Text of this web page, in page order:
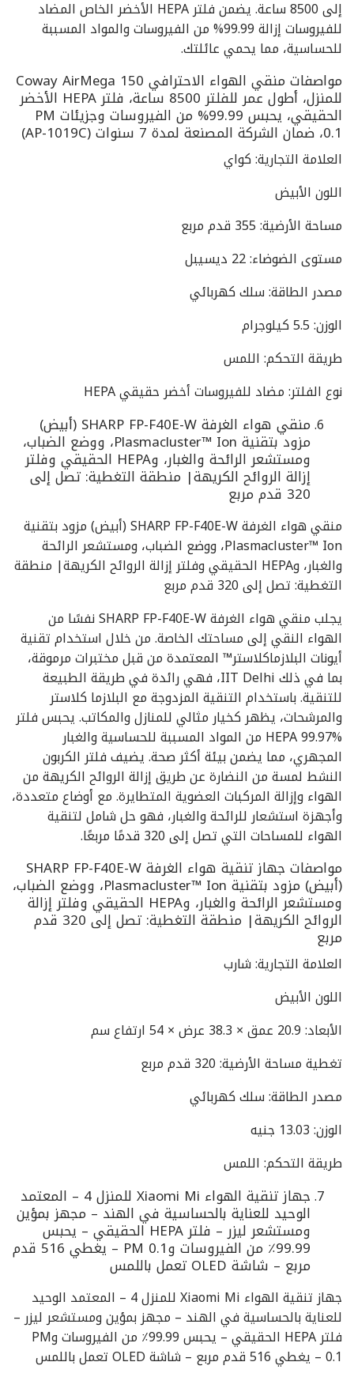
إلى 8500 ساعة. يضمن فلتر HEPA الأخضر الخاص المضاد
للفيروسات إزالة 99.99% من الفيروسات والمواد المسببة
للحساسية، مما يحمي عائلتك.
مواصفات منقي الهواء الاحترافي Coway AirMega 150
للمنزل، أطول عمر للفلتر 8500 ساعة، فلتر HEPA الأخضر
الحقيقي، يحبس 99.99% من الفيروسات وجزيئات PM
0.1، ضمان الشركة المصنعة لمدة 7 سنوات (AP-1019C)
العلامة التجارية: كواي
اللون الأبيض
مساحة الأرضية: 355 قدم مربع
مستوى الضوضاء: 22 ديسيبل
مصدر الطاقة: سلك كهربائي
الوزن: 5.5 كيلوجرام
طريقة التحكم: اللمس
نوع الفلتر: مضاد للفيروسات أخضر حقيقي HEPA
منقي هواء الغرفة SHARP FP-F40E-W (أبيض)
مزود بتقنية Plasmacluster™ Ion، ووضع الضباب،
ومستشعر الرائحة والغبار، وHEPA الحقيقي وفلتر
إزالة الروائح الكريهة| منطقة التغطية: تصل إلى
320 قدم مربع
منقي هواء الغرفة SHARP FP-F40E-W (أبيض) مزود بتقنية
Plasmacluster™ Ion، ووضع الضباب، ومستشعر الرائحة
والغبار، وHEPA الحقيقي وفلتر إزالة الروائح الكريهة| منطقة
التغطية: تصل إلى 320 قدم مربع
يجلب منقي هواء الغرفة SHARP FP-F40E-W نفسًا من
الهواء النقي إلى مساحتك الخاصة. من خلال استخدام تقنية
أيونات البلازماكلاستر™ المعتمدة من قبل مختبرات مرموقة،
بما في ذلك IIT Delhi، فهي رائدة في طريقة الطبيعة
للتنقية. باستخدام التنقية المزدوجة مع البلازما كلاستر
والمرشحات، يظهر كخيار مثالي للمنازل والمكاتب. يحبس فلتر
HEPA 99.97% من المواد المسببة للحساسية والغبار
المجهري، مما يضمن بيئة أكثر صحة. يضيف فلتر الكربون
النشط لمسة من النضارة عن طريق إزالة الروائح الكريهة من
الهواء وإزالة المركبات العضوية المتطايرة. مع أوضاع متعددة،
وأجهزة استشعار للرائحة والغبار، فهو حل شامل لتنقية
الهواء للمساحات التي تصل إلى 320 قدمًا مربعًا.
مواصفات جهاز تنقية هواء الغرفة SHARP FP-F40E-W
(أبيض) مزود بتقنية Plasmacluster™ Ion، ووضع الضباب،
ومستشعر الرائحة والغبار، وHEPA الحقيقي وفلتر إزالة
الروائح الكريهة| منطقة التغطية: تصل إلى 320 قدم
مربع
العلامة التجارية: شارب
اللون الأبيض
الأبعاد: 20.9 عمق × 38.3 عرض × 54 ارتفاع سم
تغطية مساحة الأرضية: 320 قدم مربع
مصدر الطاقة: سلك كهربائي
الوزن: 13.03 جنيه
طريقة التحكم: اللمس
جهاز تنقية الهواء Xiaomi Mi للمنزل 4 – المعتمد
الوحيد للعناية بالحساسية في الهند – مجهز بمؤين
ومستشعر ليزر – فلتر HEPA الحقيقي – يحبس
99.99٪ من الفيروسات وPM 0.1 – يغطي 516 قدم
مربع – شاشة OLED تعمل باللمس
جهاز تنقية الهواء Xiaomi Mi للمنزل 4 – المعتمد الوحيد
للعناية بالحساسية في الهند – مجهز بمؤين ومستشعر ليزر –
فلتر HEPA الحقيقي – يحبس 99.99٪ من الفيروسات وPM
0.1 – يغطي 516 قدم مربع – شاشة OLED تعمل باللمس